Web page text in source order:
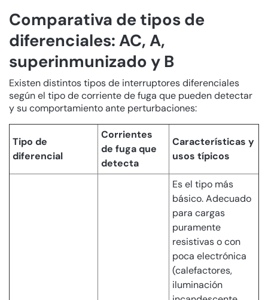
Comparativa de tipos de
diferenciales: AC, A,
superinmunizado y B
Existen distintos tipos de interruptores diferenciales
según el tipo de corriente de fuga que pueden detectar
y su comportamiento ante perturbaciones:
Tipo de
diferencial
Corrientes
de fuga que
detecta
Características y
usos típicos
Es el tipo más
básico. Adecuado
para cargas
puramente
resistivas o con
poca electrónica
(calefactores,
iluminación